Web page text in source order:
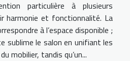
particulière à plusieurs
harmonie et fonctionnalité. La
à l’espace disponible ;
sublime le salon en unifiant les
mobilier, tandis qu’un...